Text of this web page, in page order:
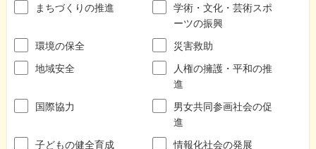
まちづくりの推進
学術・文化・芸術スポ
ーツの振興
環境の保全
災害救助
地域安全
人権の擁護・平和の推
進
国際協力
男女共同参画社会の促
進
子どもの健全育成
情報化社会の発展